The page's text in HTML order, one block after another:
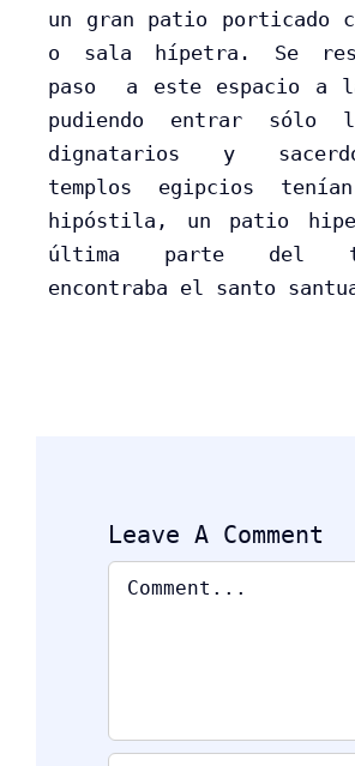
un gran patio porticado
o sala hípetra. Se
paso a este espacio a
pudiendo entrar sólo
dignatarios y
templos egipcios
hipóstila, un patio
última parte del
encontraba el santo
Leave A Comment
Comment